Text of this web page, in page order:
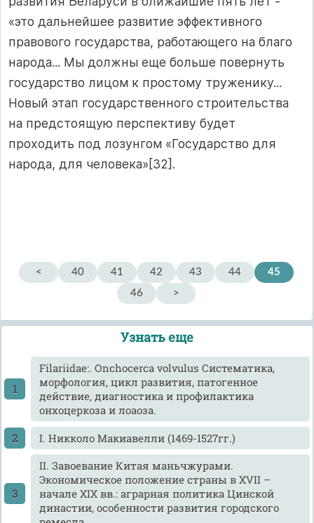
«это дальнейшее развитие эффективного
правового государства, работающего на благо
народа... Мы должны еще больше повернуть
государство лицом к простому труженику...
Новый этап государственного строительства
на предстоящую перспективу будет
проходить под лозунгом «Государство для
народа, для человека»[32].
< 40 41 42 43 44
45
46
>
Узнать еще
Filariidae:. Onchocerca volvulus Систематика,
морфология, цикл развития, патогенное
действие, диагностика и профилактика
онхоцеркоза и лоаоза.
I. Никколо Макиавелли (1469-1527гг.)
II. Завоевание Китая маньчжурами.
Экономическое положение страны в XVII –
начале XIX вв.: аграрная политика Цинской
династии, особенности развития городского